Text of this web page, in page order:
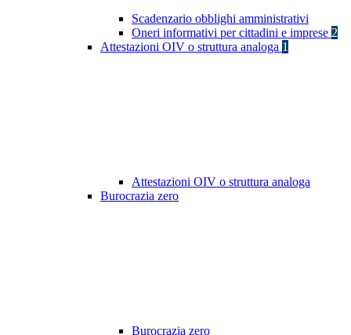
Scadenzario obblighi amministrativi
Oneri informativi per cittadini e imprese 2
Attestazioni OIV o struttura analoga 1
Attestazioni OIV o struttura analoga
Burocrazia zero
Burocrazia zero